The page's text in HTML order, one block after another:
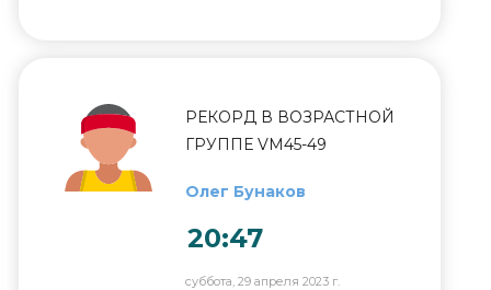
РЕКОРД В ВОЗРАСТНОЙ
ГРУППЕ VM45-49
Олег Бунаков
20:47
суббота, 29 апреля 2023 г.